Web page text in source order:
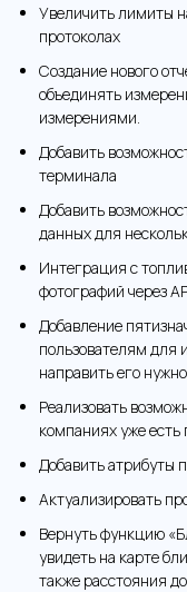
Увеличить лимиты
протоколах
Создание нового
объединять
измерениями.
Добавить
терминала
Добавить
данных для
Интеграция с
фотографий через
Добавление
пользователям для
направить его
Реализовать
компаниях уже есть
Добавить атрибуты
Актуализировать
Вернуть функцию
увидеть на карте
также расстояния